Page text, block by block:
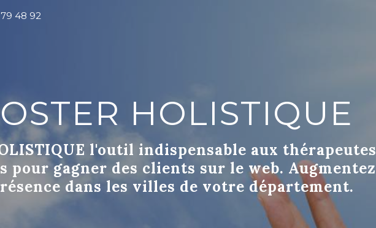
48 92
HOLISTIQUE
l'outil indispensable aux thérapeutes
pour gagner des clients sur le web. Augmentez
dans les villes de votre département.